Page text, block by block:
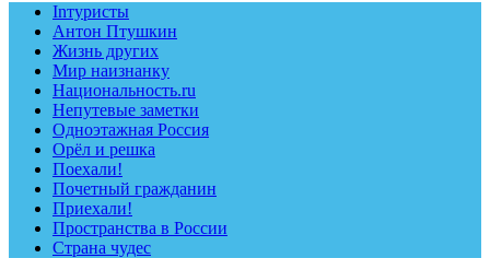
Inтуристы
Антон Птушкин
Жизнь других
Мир наизнанку
Национальность.ru
Непутевые заметки
Одноэтажная Россия
Орёл и решка
Поехали!
Почетный гражданин
Приехали!
Пространства в России
Страна чудес